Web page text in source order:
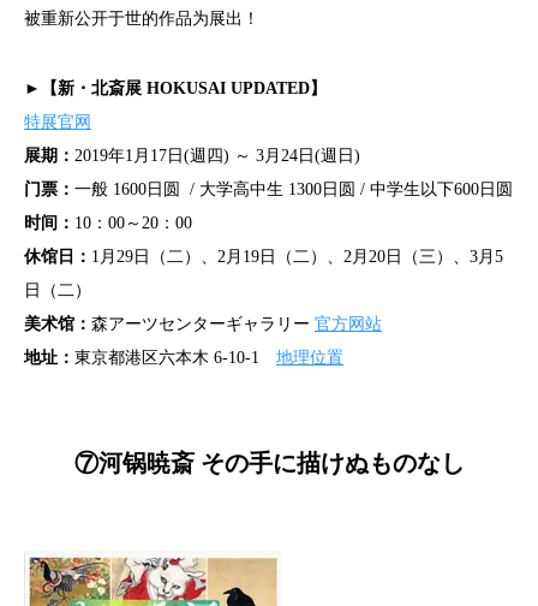
被重新公开于世的作品为展出！
►【新・北斎展 HOKUSAI UPDATED】
特展官网
展期： 2019年1月17日(週四) ～ 3月24日(週日)
门票： 一般 1600日圆 / 大学高中生 1300日圆 / 中学生以下600日圆
时间： 10：00～20：00
休馆日： 1月29日（二）、2月19日（二）、2月20日（三）、3月5
日（二）
美术馆： 森アーツセンターギャラリー 官方网站
地址： 東京都港区六本木 6‐10‐1 地理位置
⑦河锅暁斎 その手に描けぬものなし